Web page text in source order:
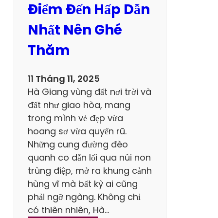
à
y
Q
u
a
i
D
u
L
c
h
T
a
m
C
Điểm Đến Hấp Dẫn
Nhất Nên Ghé
Thăm
11 Tháng 11, 2025
Hà Giang vùng đất nơi trời và
đất như giao hòa, mang
trong mình vẻ đẹp vừa
hoang sơ vừa quyến rũ.
Những cung đường đèo
quanh co dẫn lối qua núi non
trùng điệp, mở ra khung cảnh
hùng vĩ mà bất kỳ ai cũng
phải ngỡ ngàng. Không chỉ
có thiên nhiên, Hà…